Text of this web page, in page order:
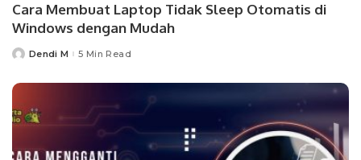
Cara Membuat Laptop Tidak Sleep Otomatis di
Windows dengan Mudah
PostedDendi M 5 Min Read